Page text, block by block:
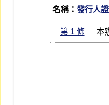
名稱： 發行人
第 1 條 本